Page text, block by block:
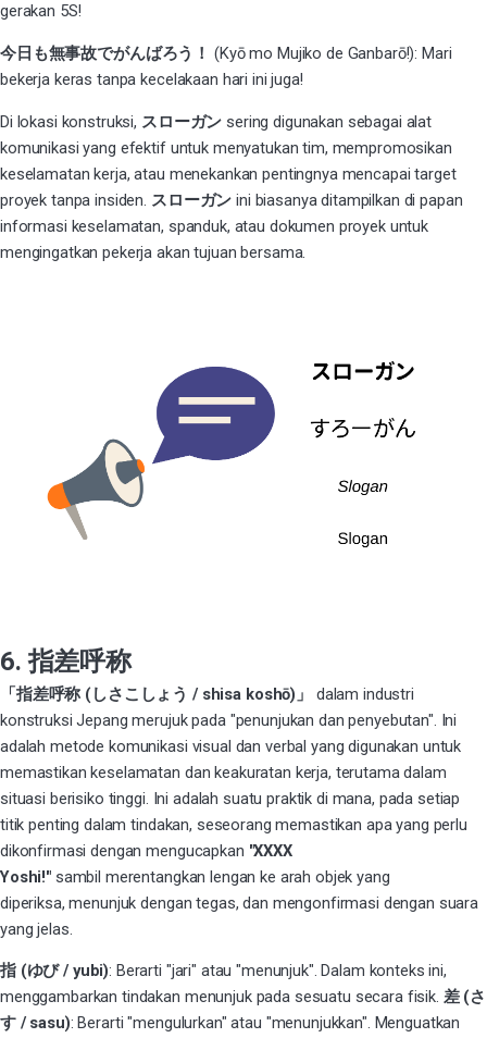
gerakan 5S!
今日も無事故でがんばろう！ (Kyō mo Mujiko de Ganbarō!): Mari
bekerja keras tanpa kecelakaan hari ini juga!
Di lokasi konstruksi, スローガン sering digunakan sebagai alat
komunikasi yang efektif untuk menyatukan tim, mempromosikan
keselamatan kerja, atau menekankan pentingnya mencapai target
proyek tanpa insiden. スローガン ini biasanya ditampilkan di papan
informasi keselamatan, spanduk, atau dokumen proyek untuk
mengingatkan pekerja akan tujuan bersama.
6. 指差呼称
「指差呼称 (しさこしょう / shisa koshō)」
dalam industri
konstruksi Jepang merujuk pada "penunjukan dan penyebutan". Ini
adalah metode komunikasi visual dan verbal yang digunakan untuk
memastikan keselamatan dan keakuratan kerja, terutama dalam
situasi berisiko tinggi. Ini adalah suatu praktik di mana, pada setiap
titik penting dalam tindakan, seseorang memastikan apa yang perlu
dikonfirmasi dengan mengucapkan "XXXX
Yoshi!" sambil merentangkan lengan ke arah objek yang
diperiksa, menunjuk dengan tegas, dan mengonfirmasi dengan suara
yang jelas.
指 (ゆび / yubi): Berarti "jari" atau "menunjuk". Dalam konteks ini,
menggambarkan tindakan menunjuk pada sesuatu secara fisik. 差 (さ
す / sasu): Berarti "mengulurkan" atau "menunjukkan". Menguatkan